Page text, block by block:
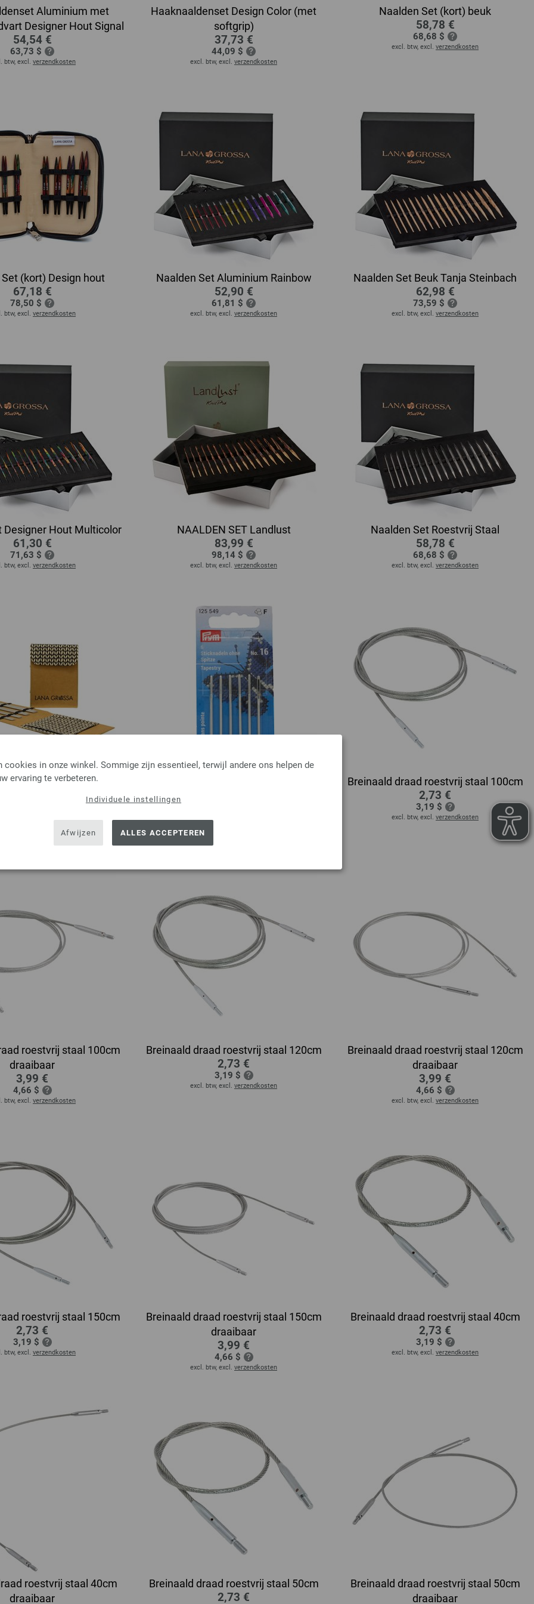
cookies in onze winkel. Sommige zijn essentieel, terwijl andere ons helpen de
ervaring te verbeteren.
Individuele instellingen
Afwijzen ALLES ACCEPTEREN
Aluminium met
Designer Hout Signal
54,54 €
63,73 $
btw, excl. verzendkosten
Haaknaaldenset Design Color (met
softgrip)
37,73 €
44,09 $
excl. btw, excl. verzendkosten
Naalden Set (kort) beuk
58,78 €
68,68 $
excl. btw, excl. verzendkosten
(kort) Design hout
67,18 €
78,50 $
btw, excl. verzendkosten
Naalden Set Aluminium Rainbow
52,90 €
61,81 $
excl. btw, excl. verzendkosten
Naalden Set Beuk Tanja Steinbach
62,98 €
73,59 $
excl. btw, excl. verzendkosten
Designer Hout Multicolor
61,30 €
71,63 $
btw, excl. verzendkosten
NAALDEN SET Landlust
83,99 €
98,14 $
excl. btw, excl. verzendkosten
Naalden Set Roestvrij Staal
58,78 €
68,68 $
excl. btw, excl. verzendkosten
zonder knop Roestvrij
verzendkosten
Breinaald draad roestvrij staal 100cm
2,73 €
3,19 $
excl. btw, excl. verzendkosten
roestvrij staal 100cm
draaibaar
3,99 €
4,66 $
btw, excl. verzendkosten
Breinaald draad roestvrij staal 120cm
2,73 €
3,19 $
excl. btw, excl. verzendkosten
Breinaald draad roestvrij staal 120cm
draaibaar
3,99 €
4,66 $
excl. btw, excl. verzendkosten
roestvrij staal 150cm
2,73 €
3,19 $
btw, excl. verzendkosten
Breinaald draad roestvrij staal 150cm
draaibaar
3,99 €
4,66 $
excl. btw, excl. verzendkosten
Breinaald draad roestvrij staal 40cm
2,73 €
3,19 $
excl. btw, excl. verzendkosten
roestvrij staal 40cm
draaibaar
Breinaald draad roestvrij staal 50cm
2,73 €
Breinaald draad roestvrij staal 50cm
draaibaar